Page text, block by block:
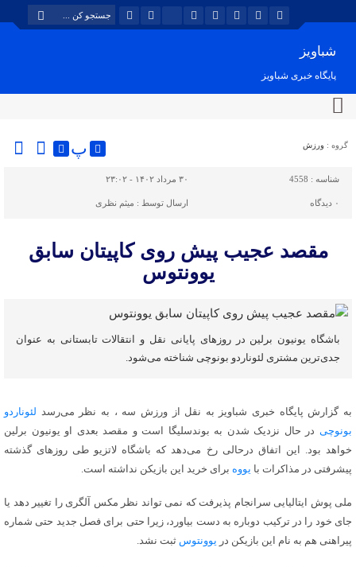
شباویز
پایگاه خبری شباویز
گروه : ورزش پ
شناسه : 4558 ۳۰ مرداد ۱۴۰۲ - ۲۳:۰۲
۰ دیدگاه ارسال توسط : میثم نظری
مقصد عجیب پیش روی کاپیتان سابق
یوونتوس
باشگاه یونیون برلین در روزهای پایانی نقل و انتقالات تابستانی به عنوان
جدی‌ترین مشتری لئوناردو بونوچی شناخته می‌شود.
به گزارش پایگاه خبری شباویز به نقل از ورزش سه ، به نظر می‌رسد لئوناردو
بونوچی در حال نزدیک شدن به بوندسلیگا است و مقصد بعدی او یونیون برلین
خواهد بود. این اتفاق درحالی رخ می‌دهد که باشگاه لاتزیو طی روزهای گذشته
پیشرفتی در مذاکرات با یووه برای خرید این بازیکن نداشته است.
ملی پوش ایتالیایی سرانجام پذیرفت که نمی تواند نظر مکس آلگری را تغییر دهد یا
جای خود را در ترکیب دوباره به دست بیاورد، زیرا حتی برای فصل جدید حتی شماره
پیراهنی هم به نام این بازیکن در یوونتوس ثبت نشد.